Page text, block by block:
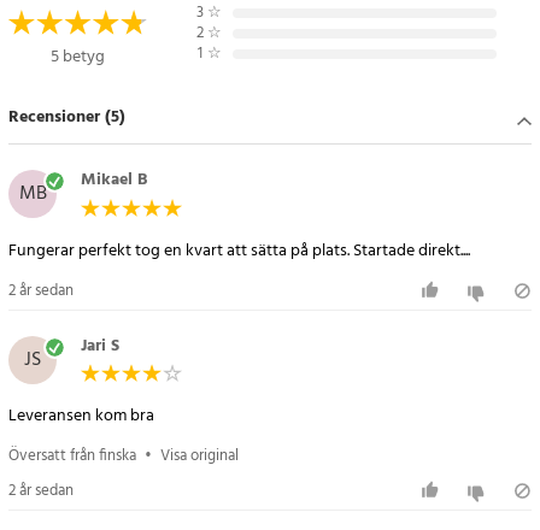
5 betyg
3 ☆
2 ☆
1 ☆
Recensioner (5)
MB Mikael B
Fungerar perfekt tog en kvart att sätta på plats. Startade direkt....
2 år sedan
JS Jari S
Leveransen kom bra
Översatt från finska • Visa original
2 år sedan